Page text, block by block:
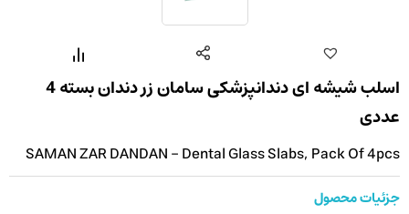
اسلب شیشه ای دندانپزشکی سامان زر دندان بسته 4
عددی
SAMAN ZAR DANDAN - Dental Glass Slabs, Pack Of 4pcs
جزئیات محصول